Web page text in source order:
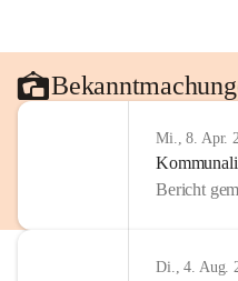
Mi., 8. Apr.
Bericht
Di., 4. Aug.